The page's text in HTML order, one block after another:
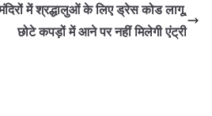
में श्रद्धालुओं के लिए ड्रेस कोड लागू,
छोटे कपड़ों में आने पर नहीं मिलेगी एंट्री